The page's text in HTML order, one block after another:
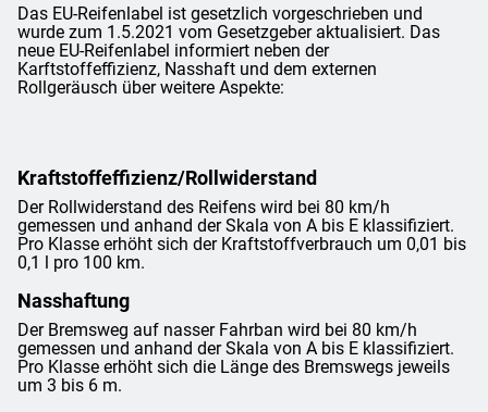
Das EU-Reifenlabel ist gesetzlich vorgeschrieben und
wurde zum 1.5.2021 vom Gesetzgeber aktualisiert. Das
neue EU-Reifenlabel informiert neben der
Karftstoffeffizienz, Nasshaft und dem externen
Rollgeräusch über weitere Aspekte:
Kraftstoffeffizienz/Rollwiderstand
Der Rollwiderstand des Reifens wird bei 80 km/h
gemessen und anhand der Skala von A bis E klassifiziert.
Pro Klasse erhöht sich der Kraftstoffverbrauch um 0,01 bis
0,1 l pro 100 km.
Nasshaftung
Der Bremsweg auf nasser Fahrban wird bei 80 km/h
gemessen und anhand der Skala von A bis E klassifiziert.
Pro Klasse erhöht sich die Länge des Bremswegs jeweils
um 3 bis 6 m.